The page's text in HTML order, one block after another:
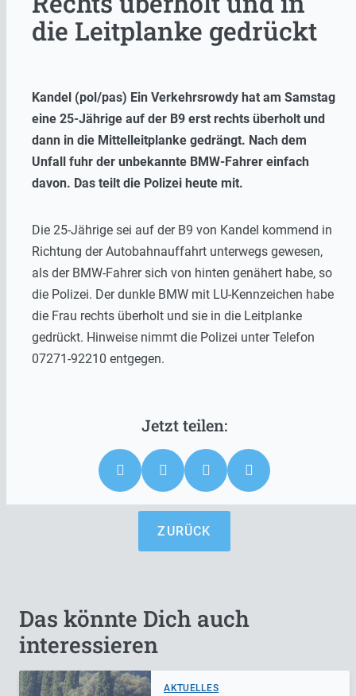
die Leitplanke gedrückt
Kandel (pol/pas) Ein Verkehrsrowdy hat am Samstag
eine 25-Jährige auf der B9 erst rechts überholt und
dann in die Mittelleitplanke gedrängt. Nach dem
Unfall fuhr der unbekannte BMW-Fahrer einfach
davon. Das teilt die Polizei heute mit.
Die 25-Jährige sei auf der B9 von Kandel kommend in
Richtung der Autobahnauffahrt unterwegs gewesen,
als der BMW-Fahrer sich von hinten genähert habe, so
die Polizei. Der dunkle BMW mit LU-Kennzeichen habe
die Frau rechts überholt und sie in die Leitplanke
gedrückt. Hinweise nimmt die Polizei unter Telefon
07271-92210 entgegen.
ZURÜCK
Das könnte Dich auch
interessieren
AKTUELLES